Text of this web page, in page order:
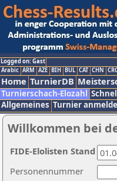
Logged on: Gast
Arabic ARM AZE BIH BUL CAT CHN
Home TurnierDB
Turnierschach-Elozahl
Allgemeines Turnier
Willkommen bei
Personennummer
FIDE-Elolisten Stand